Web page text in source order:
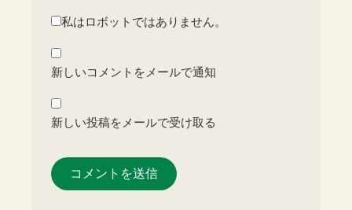
私はロボットではありません。
新しいコメントをメールで通知
新しい投稿をメールで受け取る